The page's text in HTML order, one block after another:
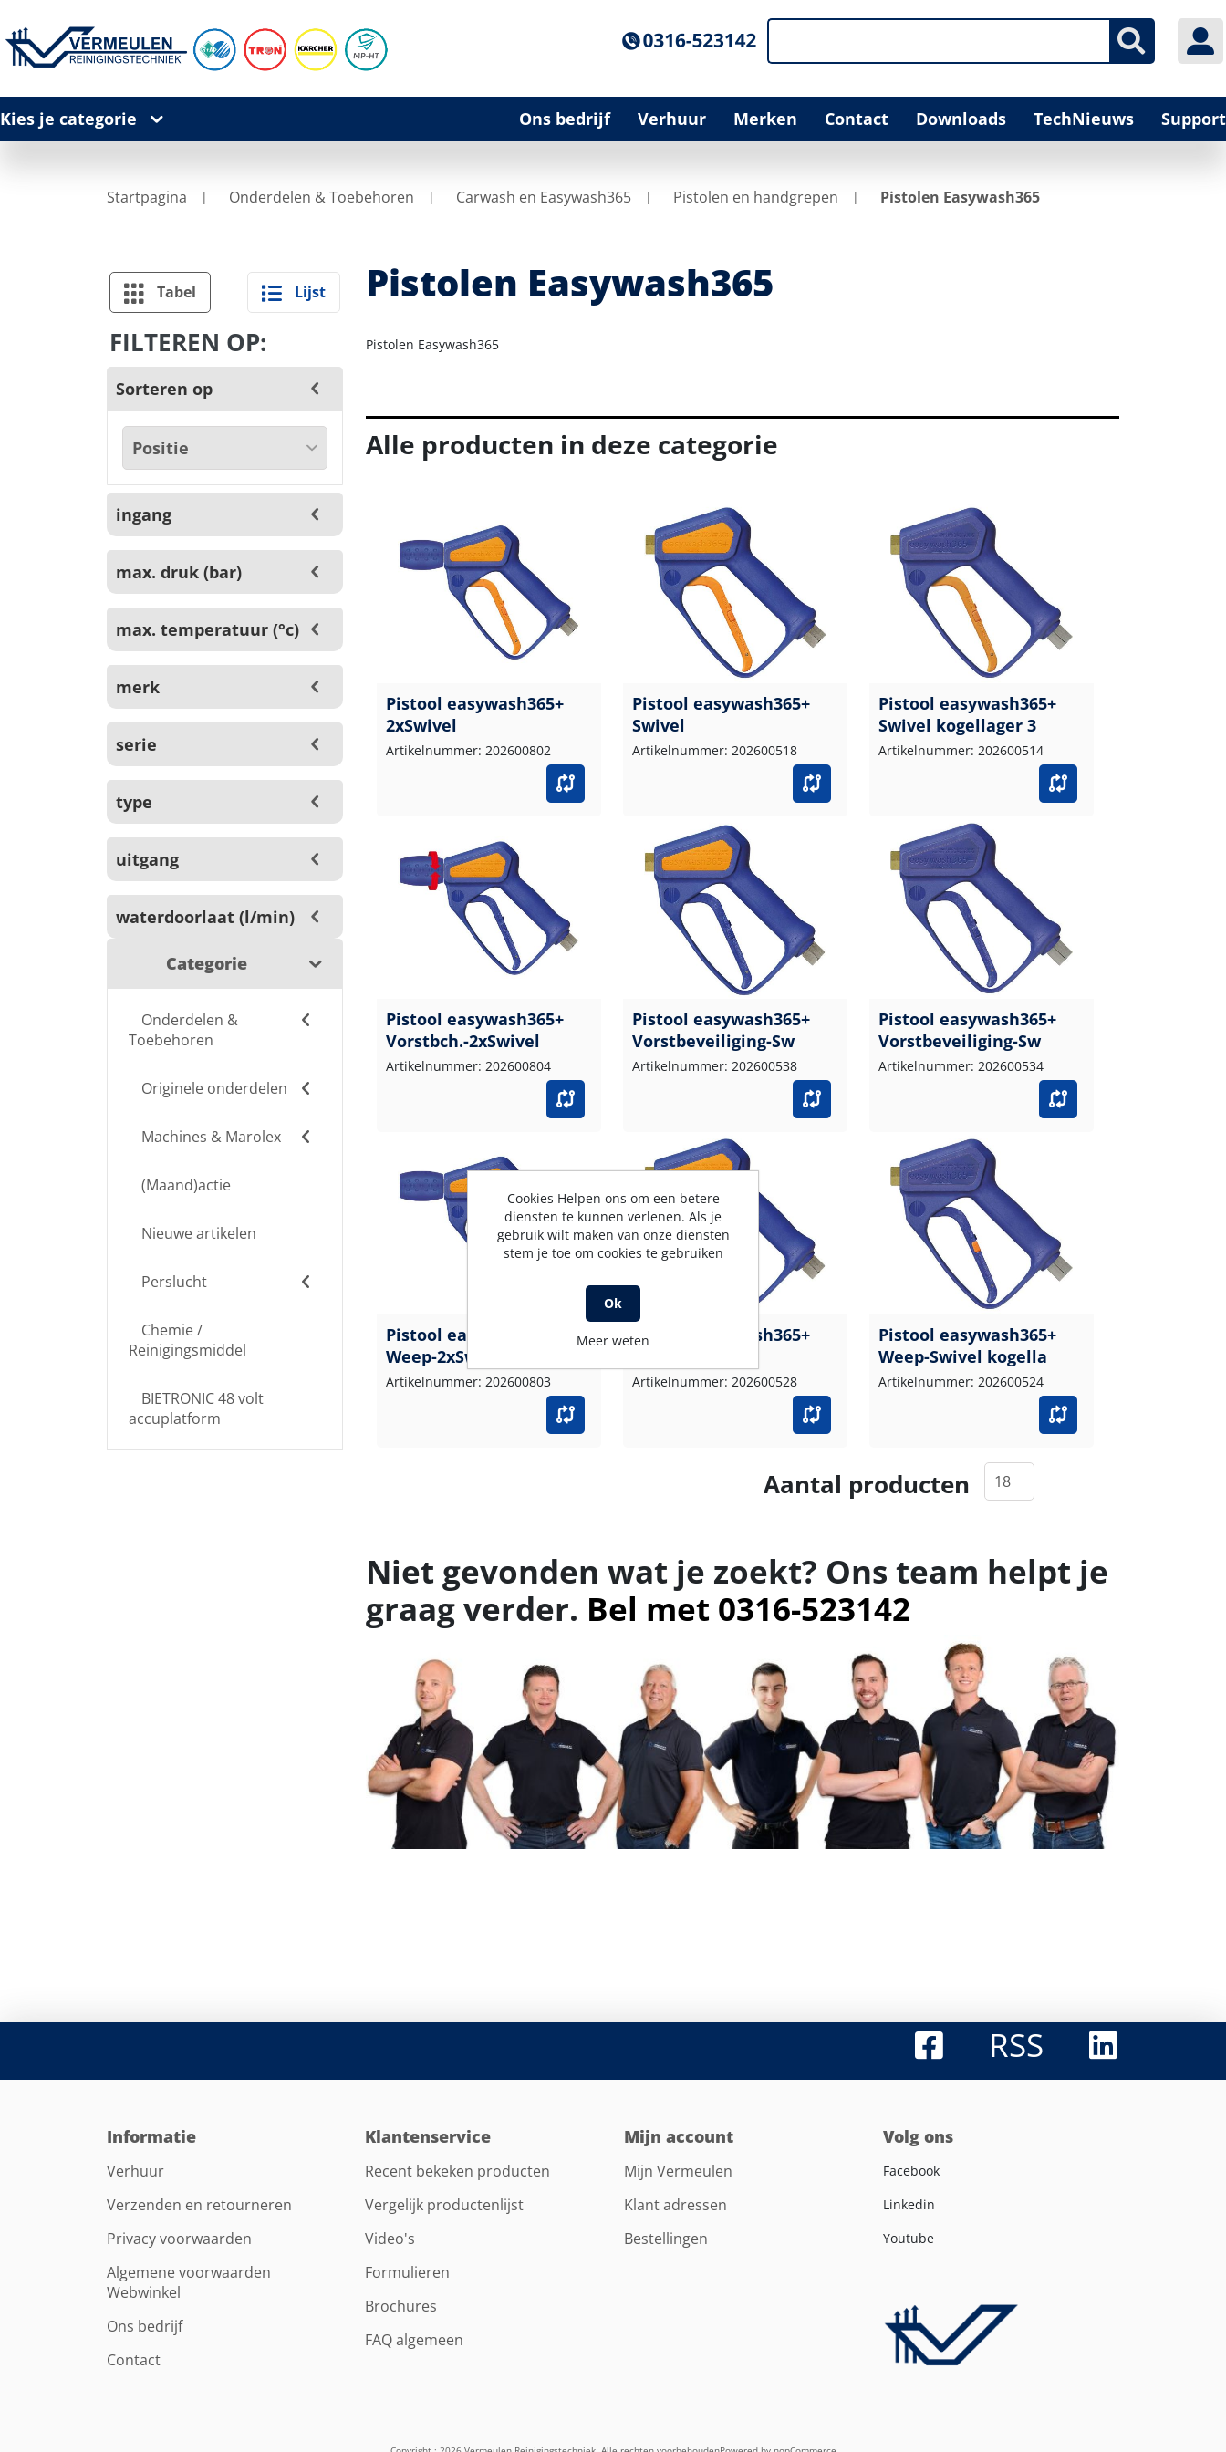
Kies je categorie Ons bedrijf Verhuur Merken Contact Downloads TechNieuws Support
Startpagina Onderdelen & Toebehoren Carwash en Easywash365 Pistolen en handgrepen Pistolen Easywash365
Tabel Lijst
FILTEREN OP:
Sorteren op
ingang
max. druk (bar)
max. temperatuur (°c)
merk
serie
type
uitgang
waterdoorlaat (l/min)
Categorie
Onderdelen &
Toebehoren
Originele onderdelen
Machines & Marolex
(Maand)actie
Nieuwe artikelen
Perslucht
Chemie /
Reinigingsmiddel
BIETRONIC 48 volt
accuplatform
Pistolen Easywash365
Pistolen Easywash365
Alle producten in deze categorie
Pistool easywash365+
2xSwivel
Artikelnummer: 202600802
Pistool easywash365+
Swivel
Artikelnummer: 202600518
Pistool easywash365+
Swivel kogellager 3
Artikelnummer: 202600514
Pistool easywash365+
Vorstbch.-2xSwivel
Artikelnummer: 202600804
Pistool easywash365+
Vorstbeveiliging-Sw
Artikelnummer: 202600538
Pistool easywash365+
Vorstbeveiliging-Sw
Artikelnummer: 202600534
Pistool easywash365+
Weep-2xSwivel
Artikelnummer: 202600803
Pistool easywash365+
Artikelnummer: 202600528
Pistool easywash365+
Weep-Swivel kogella
Artikelnummer: 202600524
Aantal producten
Niet gevonden wat je zoekt? Ons team helpt je
graag verder. Bel met 0316-523142
RSS
Informatie
Verhuur
Verzenden en retourneren
Privacy voorwaarden
Algemene voorwaarden
Webwinkel
Ons bedrijf
Contact
Klantenservice
Recent bekeken producten
Vergelijk productenlijst
Video's
Formulieren
Brochures
FAQ algemeen
Mijn account
Mijn Vermeulen
Klant adressen
Bestellingen
Volg ons
Facebook
Linkedin
Youtube
Cookies Helpen ons om een betere
diensten te kunnen verlenen. Als je
gebruik wilt maken van onze diensten
stem je toe om cookies te gebruiken
Ok
Meer weten